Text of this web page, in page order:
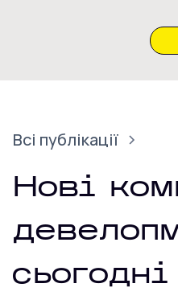
Всі публікації
Нові
сьогодні